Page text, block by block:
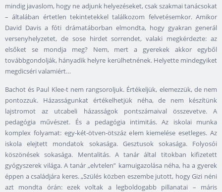
mindig javaslom, hogy ne adjunk helyezéseket, csak szakmai tanácsokat
– általában értetlen tekintetekkel találkozom felvetésemkor. Amikor
David Davis a fóti drámatáborban elmondta, hogy gyakran generál
versenyhelyzetet, de sose hirdet sorrendet, valaki megkérdezte: az
elsőket se mondja meg? Nem, mert a gyerekek akkor egyből
továbbgondolják, hányadik helyre kerülhetnének. Helyette mindegyiket
megdicséri valamiért…
Bachot és Paul Klee-t nem rangsoroljuk. Értékeljük, elemezzük, de nem
pontozzuk. Házasságunkat értékelhetjük néha, de nem készítünk
lajstromot az utcabeli házasságok pontszámaival összevetve. A
pedagógia művészet. És a pedagógia intimitás. Az iskolai munka
komplex folyamat: egy-két-ötven-ötszáz elem kiemelése esetleges. Az
iskola elejtett mondatok sokasága. Gesztusok sokasága. Folyosói
köszönések sokasága. Mentalitás. A tanár által titokban kifizetett
gyógyszerek világa. A tanár „elvtelen” kamuigazolása néha, ha a gyerek
éppen a családjára keres. „Szülés közben eszembe jutott, hogy Gizi néni
azt mondta órán: ezek voltak a legboldogabb pillanatai – máris